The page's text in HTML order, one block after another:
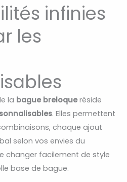
infinies
les
la bague breloqueréside
. Elles permettent
chaque ajout
selon vos envies du
changer facilement de style
base de bague.